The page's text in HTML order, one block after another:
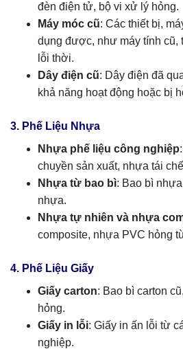
đèn điện tử, bộ vi xử lý hỏng.
Máy móc cũ: Các thiết bị,
dụng được, như máy tính cũ,
lỗi thời.
Dây điện cũ: Dây điện đã
khả năng hoạt động hoặc bị
3. Phế Liệu Nhựa
Nhựa phế liệu công nghiệp
chuyền sản xuất, nhựa tái
Nhựa từ bao bì: Bao bì
nhựa.
Nhựa tự nhiên và nhựa
composite, nhựa PVC hỏng
4. Phế Liệu Giấy
Giấy carton: Bao bì carton
hỏng.
Giấy in lỗi: Giấy in ấn lỗi từ
nghiệp.